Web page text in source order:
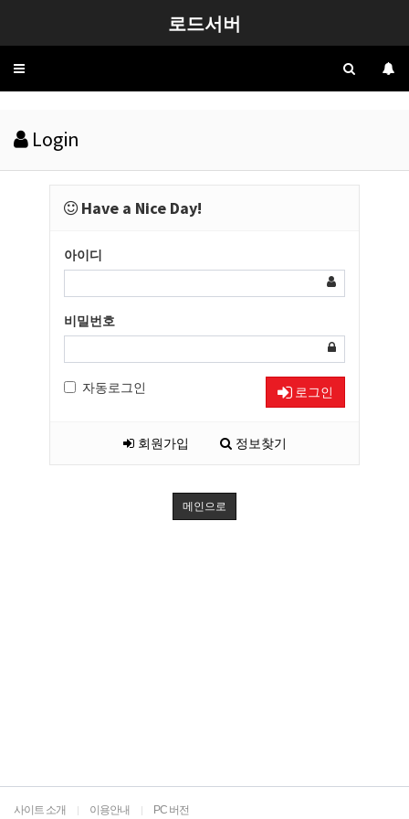
로드서버
Toggle
Login
Have a Nice Day!
아이디
비밀번호
자동로그인 로그인
회원가입 정보찾기
메인으로
사이트 소개 | 이용안내 | PC 버전